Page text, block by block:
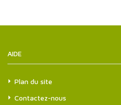
AIDE
Plan du site
Contactez-nous